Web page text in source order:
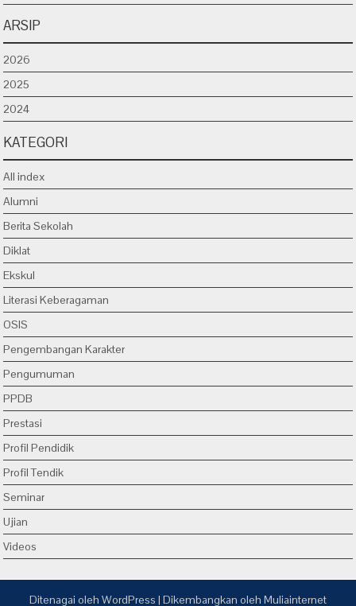
ARSIP
2026
2025
2024
KATEGORI
All index
Alumni
Berita Sekolah
Diklat
Ekskul
Literasi Keberagaman
OSIS
Pengembangan Karakter
Pengumuman
PPDB
Prestasi
Profil Pendidik
Profil Tendik
Seminar
Ujian
Videos
Ditenagai oleh WordPress | Dikembangkan oleh Muliainternet